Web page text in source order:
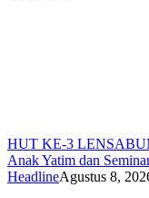
HUT KE-3
Anak Yatim dan
HeadlineAgustus 8,